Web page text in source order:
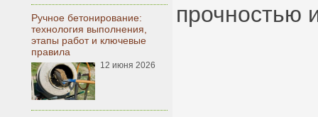
Ручное бетонирование:
технология выполнения,
этапы работ и ключевые
правила
12 июня 2026
прочностью